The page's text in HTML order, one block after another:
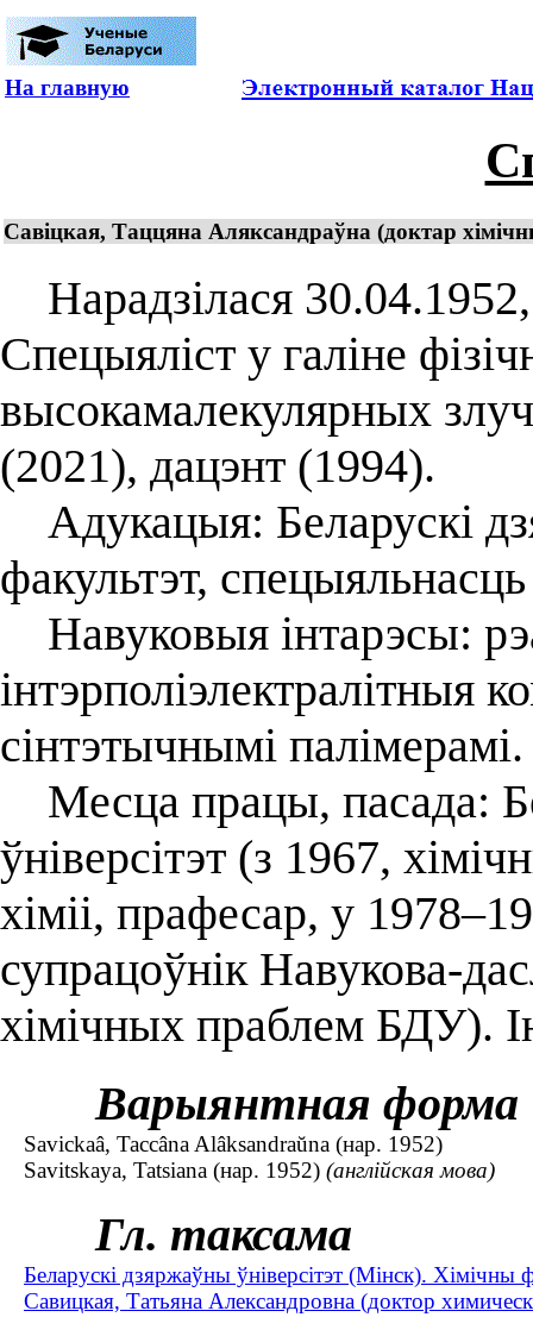
На главную
Савіцкая, Таццяна Аляксандраўна (доктар
Нарадзілася
Спецыяліст у галіне
высокамалекулярных
(2021), дацэнт (1994).
Адукацыя: Беларускі
факультэт,
Навуковыя інтарэсы:
інтэрполіэлектралітныя
сінтэтычнымі палімерамі.
Месца працы, пасада:
ўніверсітэт (з 1967,
хіміі, прафесар, у
супрацоўнік Навукова-
хімічных праблем БДУ).
Варыянтная форма
Savickaâ, Taccâna Alâksandraŭna (нар. 1952)
Savitskaya, Tatsiana (нар. 1952) (англійская мова)
Гл. таксама
Беларускі дзяржаўны ўніверсітэт (Мінск). Хімічны
Савицкая, Татьяна Александровна (доктор